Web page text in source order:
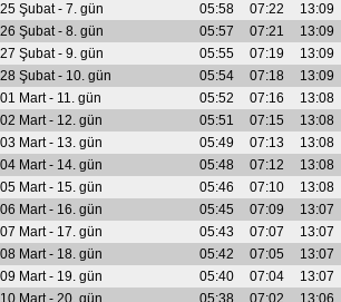
25 Şubat - 7. gün
05:58 07:22 13:09
26 Şubat - 8. gün
05:57 07:21 13:09
27 Şubat - 9. gün
05:55 07:19 13:09
28 Şubat - 10. gün
05:54 07:18 13:09
01 Mart - 11. gün
05:52 07:16 13:08
02 Mart - 12. gün
05:51 07:15 13:08
03 Mart - 13. gün
05:49 07:13 13:08
04 Mart - 14. gün
05:48 07:12 13:08
05 Mart - 15. gün
05:46 07:10 13:08
06 Mart - 16. gün
05:45 07:09 13:07
07 Mart - 17. gün
05:43 07:07 13:07
08 Mart - 18. gün
05:42 07:05 13:07
09 Mart - 19. gün
05:40 07:04 13:07
10 Mart - 20. gün
05:38 07:02 13:06